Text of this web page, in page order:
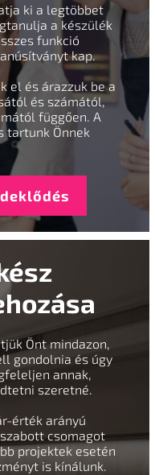
ki a legtöbbet
a készülék
funkció
kap.
el és árazzuk be a
és számától,
függően. A
tartunk Önnek
Önt mindazon,
gondolnia és úgy
annak,
szeretné.
érték arányú
csomagot
projektek esetén
is kínálunk.